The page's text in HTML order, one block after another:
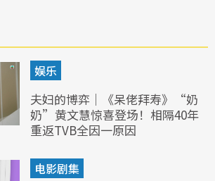
娱乐
夫妇的博弈｜《呆佬拜寿》“奶
奶”黄文慧惊喜登场！相隔40年
重返TVB全因一原因
电影剧集